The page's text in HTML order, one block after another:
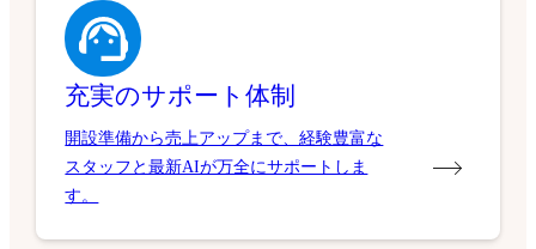
充実のサポート体制
開設準備から売上アップまで、経験豊富な
スタッフと最新AIが万全にサポートしま
す。